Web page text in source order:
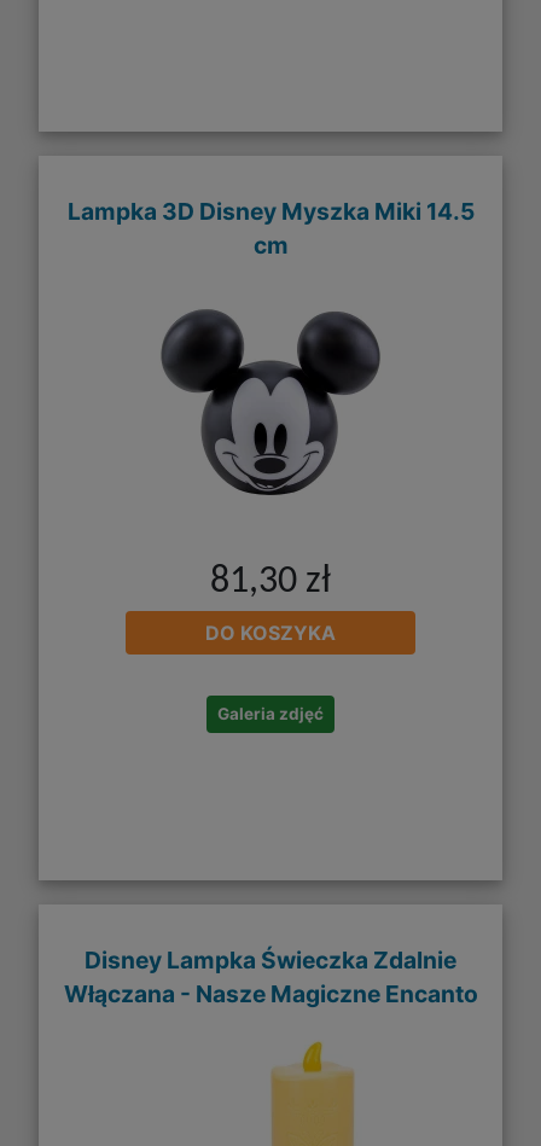
Lampka 3D Disney Myszka Miki 14.5
cm
81,30 zł
DO KOSZYKA
Galeria zdjęć
Disney Lampka Świeczka Zdalnie
Włączana - Nasze Magiczne Encanto